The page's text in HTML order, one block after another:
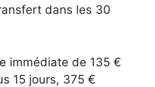
dans les 30
immédiate de 135 €
15 jours, 375 €